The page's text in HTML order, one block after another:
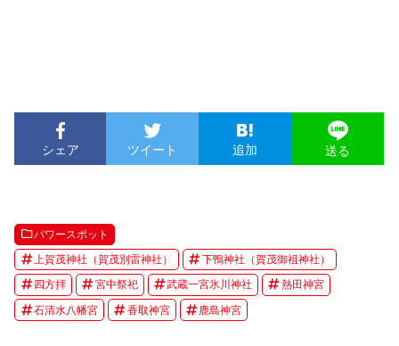
シェア ツイート 追加 送る
パワースポット
上賀茂神社（賀茂別雷神社） 下鴨神社（賀茂御祖神社）
四方拝 宮中祭祀 武蔵一宮氷川神社 熱田神宮
石清水八幡宮 香取神宮 鹿島神宮